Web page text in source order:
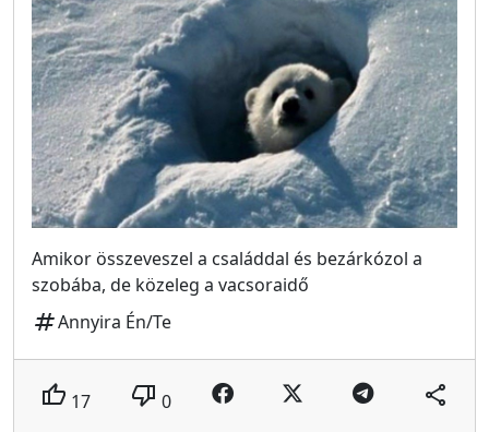
Amikor összeveszel a családdal és bezárkózol a
szobába, de közeleg a vacsoraidő
tagAnnyira Én/Te
thumb_up 17 thumb_down 0 share